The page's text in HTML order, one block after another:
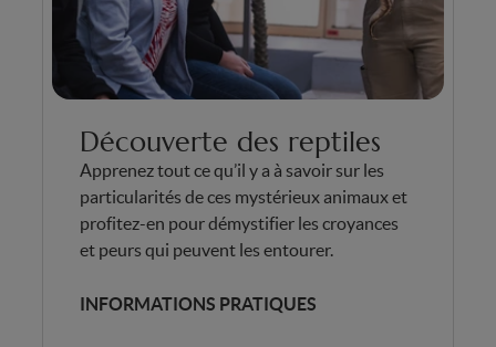
Découverte des reptiles
Apprenez tout ce qu’il y a à savoir sur les
particularités de ces mystérieux animaux et
profitez-en pour démystifier les croyances
et peurs qui peuvent les entourer.
INFORMATIONS PRATIQUES